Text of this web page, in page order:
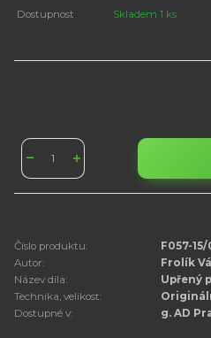
Dostupnost Skladem 1 ks
Číslo produktu:
F057-15/
Autor:
Frolík
Název díla:
Upřený
Technika, velikost:
Dostupné v:
g. AD